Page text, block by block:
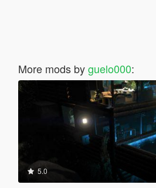
More mods byguelo000:
5.0